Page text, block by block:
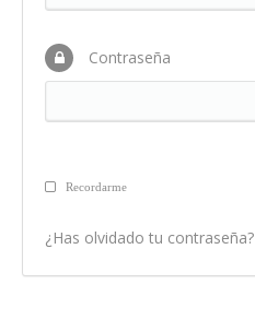
Contraseña
Recordarme
¿Has olvidado tu contraseña?